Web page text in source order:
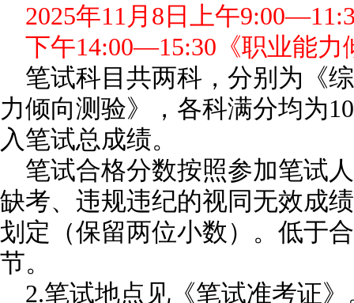
2025年11月8日上午
下午14:00—15:30《职业能力
笔试科目共两科，分别为《
力倾向测验》，各科满分均为
入笔试总成绩。
笔试合格分数按照参加笔试
缺考、违规违纪的视同无效成
划定（保留两位小数）。低于
节。
2.笔试地点见《笔试准考证》